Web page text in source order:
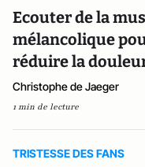
Ecouter de la
mélancolique
réduire la
Christophe de Jaeger
1 min de lecture
TRISTESSE DES FANS